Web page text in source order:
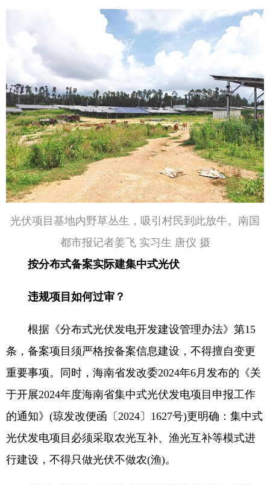
光伏项目基地内野草丛生，吸引村民到此放牛。 南国
都市报记者姜飞 实习生 唐仪 摄
按分布式备案实际建集中式光伏
违规项目如何过审？
根据《分布式光伏发电开发建设管理办法》第15
条，备案项目须严格按备案信息建设，不得擅自变更
重要事项。同时，海南省发改委2024年6月发布的《关
于开展2024年度海南省集中式光伏发电项目申报工作
的通知》(琼发改便函〔2024〕1627号)更明确：集中式
光伏发电项目必须采取农光互补、渔光互补等模式进
行建设，不得只做光伏不做农(渔)。